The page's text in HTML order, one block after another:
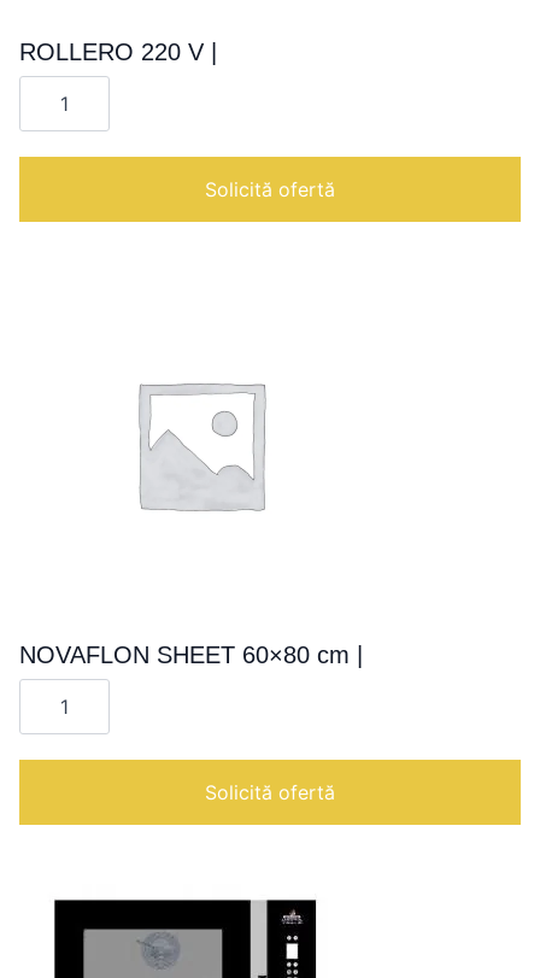
ROLLERO 220 V |
Cantitate
ROLLERO
|
Solicită ofertă
NOVAFLON SHEET 60×80 cm |
Cantitate
NOVAFLON
cm
Solicită ofertă